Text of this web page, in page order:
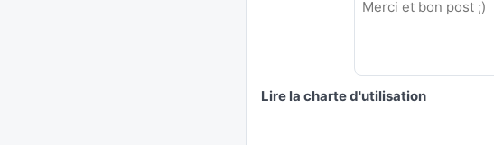
Lire la charte d'utilisation